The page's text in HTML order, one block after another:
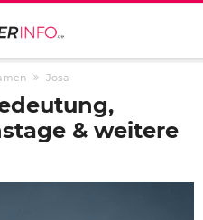
Josa
& weitere